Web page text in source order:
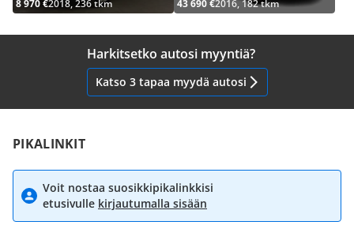
8 970 €2018, 236 tkm
43 690 €2016, 182 tkm
Harkitsetko autosi myyntiä?
Katso 3 tapaa myydä autosi
PIKALINKIT
Voit nostaa suosikkipikalinkkisi
etusivulle kirjautumalla sisään